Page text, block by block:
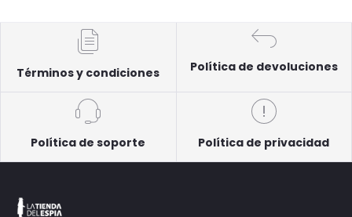
Términos y condiciones Política de devoluciones
Política de soporte Política de privacidad